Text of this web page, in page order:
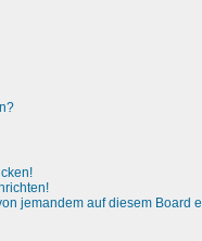
jemandem auf diesem Board